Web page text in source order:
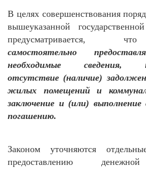
В целях совершенствования
вышеуказанной
предусматривается,
самостоятельно
необходимые сведения,
отсутствие (наличие)
жилых помещений и
заключение и (или) выполнение
погашению.
Законом уточняются
предоставлению